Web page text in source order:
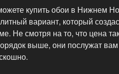
купить обои в Нижнем
вариант, который
Не смотря на то, что цена
выше, они послужат